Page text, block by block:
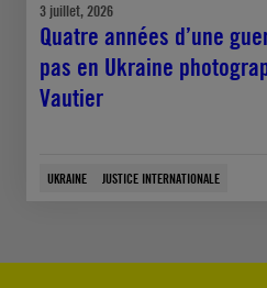
3 juillet, 2026
Quatre années d’une
pas en Ukraine
Vautier
UKRAINE JUSTICE INTERNATIONALE